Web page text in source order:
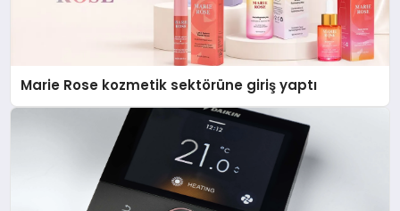
Marie Rose kozmetik sektörüne giriş yaptı